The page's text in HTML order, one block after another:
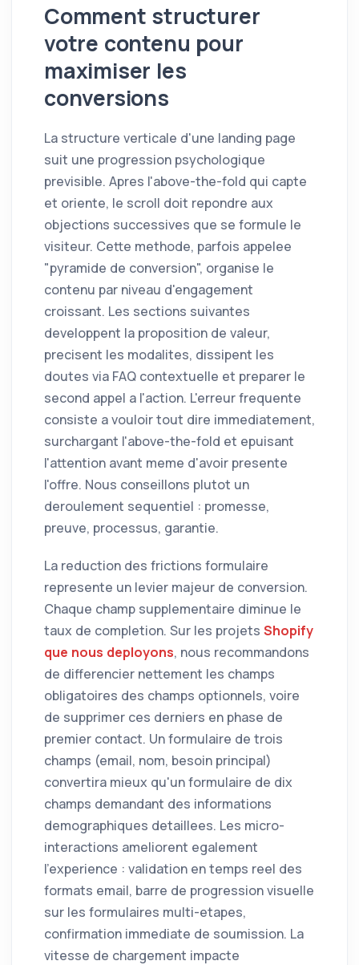
Comment structurer
votre contenu pour
maximiser les
conversions
La structure verticale d'une landing page
suit une progression psychologique
previsible. Apres l'above-the-fold qui capte
et oriente, le scroll doit repondre aux
objections successives que se formule le
visiteur. Cette methode, parfois appelee
"pyramide de conversion", organise le
contenu par niveau d'engagement
croissant. Les sections suivantes
developpent la proposition de valeur,
precisent les modalites, dissipent les
doutes via FAQ contextuelle et preparer le
second appel a l'action. L'erreur frequente
consiste a vouloir tout dire immediatement,
surchargant l'above-the-fold et epuisant
l'attention avant meme d'avoir presente
l'offre. Nous conseillons plutot un
deroulement sequentiel : promesse,
preuve, processus, garantie.
La reduction des frictions formulaire
represente un levier majeur de conversion.
Chaque champ supplementaire diminue le
taux de completion. Sur les projets Shopify
que nous deployons, nous recommandons
de differencier nettement les champs
obligatoires des champs optionnels, voire
de supprimer ces derniers en phase de
premier contact. Un formulaire de trois
champs (email, nom, besoin principal)
convertira mieux qu'un formulaire de dix
champs demandant des informations
demographiques detaillees. Les micro-
interactions ameliorent egalement
l'experience : validation en temps reel des
formats email, barre de progression visuelle
sur les formulaires multi-etapes,
confirmation immediate de soumission. La
vitesse de chargement impacte